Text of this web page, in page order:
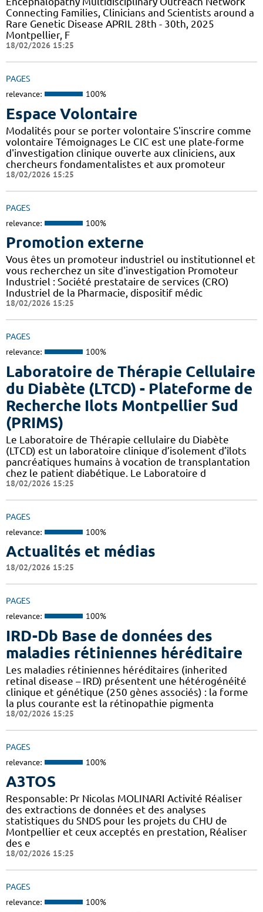
Connecting Families, Clinicians and Scientists around a
Rare Genetic Disease APRIL 28th - 30th, 2025
Montpellier, F
18/02/2026 15:25
PAGES
relevance: 100%
Espace Volontaire
Modalités pour se porter volontaire S'inscrire comme
volontaire Témoignages Le CIC est une plate-forme
d'investigation clinique ouverte aux cliniciens, aux
chercheurs fondamentalistes et aux promoteur
18/02/2026 15:25
PAGES
relevance: 100%
Promotion externe
Vous êtes un promoteur industriel ou institutionnel et
vous recherchez un site d'investigation Promoteur
Industriel : Société prestataire de services (CRO)
Industriel de la Pharmacie, dispositif médic
18/02/2026 15:25
PAGES
relevance: 100%
Laboratoire de Thérapie Cellulaire
du Diabète (LTCD) - Plateforme de
Recherche Ilots Montpellier Sud
(PRIMS)
Le Laboratoire de Thérapie cellulaire du Diabète
(LTCD) est un laboratoire clinique d’isolement d’îlots
pancréatiques humains à vocation de transplantation
chez le patient diabétique. Le Laboratoire d
18/02/2026 15:25
PAGES
relevance: 100%
Actualités et médias
18/02/2026 15:25
PAGES
relevance: 100%
IRD-Db Base de données des
maladies rétiniennes héréditaire
Les maladies rétiniennes héréditaires (inherited
retinal disease – IRD) présentent une hétérogénéité
clinique et génétique (250 gènes associés) : la forme
la plus courante est la rétinopathie pigmenta
18/02/2026 15:25
PAGES
relevance: 100%
A3TOS
Responsable: Pr Nicolas MOLINARI Activité Réaliser
des extractions de données et des analyses
statistiques du SNDS pour les projets du CHU de
Montpellier et ceux acceptés en prestation, Réaliser
des e
18/02/2026 15:25
PAGES
relevance: 100%